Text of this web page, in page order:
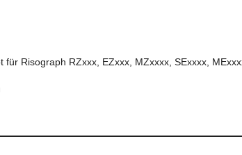
für Risograph RZxxx, EZxxx, MZxxxx, SExxxx,